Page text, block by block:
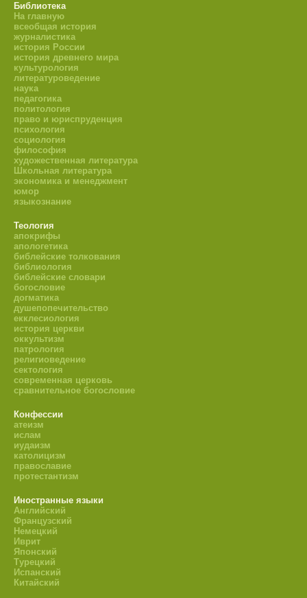
Библиотека
На главную
всеобщая история
журналистика
история России
история древнего мира
культурология
литературоведение
наука
педагогика
политология
право и юриспруденция
психология
социология
философия
художественная литература
Школьная литература
экономика и менеджмент
юмор
языкознание
Теология
апокрифы
апологетика
библейские толкования
библиология
библейские словари
богословие
догматика
душепопечительство
екклесиология
история церкви
оккультизм
патрология
религиоведение
сектология
современная церковь
сравнительное богословие
Конфессии
атеизм
ислам
иудаизм
католицизм
православие
протестантизм
Иностранные языки
Английский
Французский
Немецкий
Иврит
Японский
Турецкий
Испанский
Китайский